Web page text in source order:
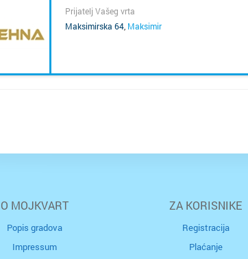
Prijatelj Vašeg vrta
Maksimirska 64 Maksimir
O MOJKVART
Popis gradova
Impressum
ZA KORISNIKE
Registracija
Plaćanje